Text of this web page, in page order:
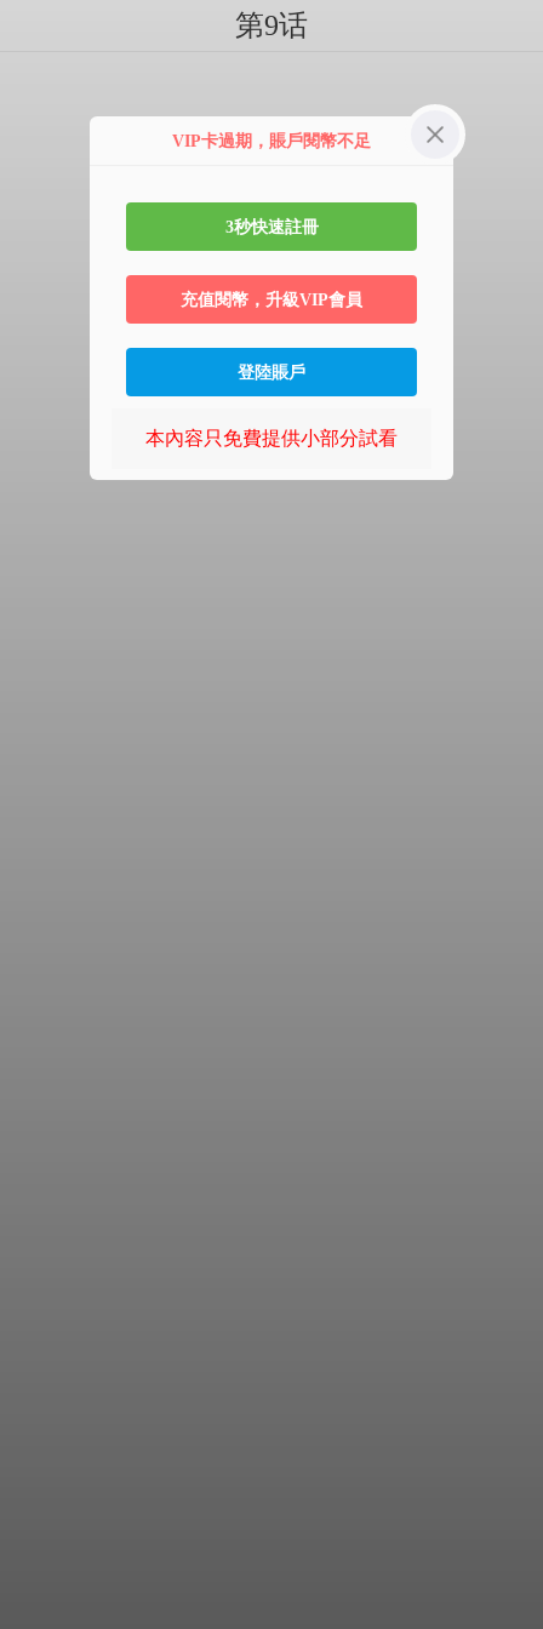
第9话
VIP卡過期，賬戶閱幣不足
3秒快速註冊
充值閱幣，升級VIP會員
登陸賬戶
本內容只免費提供小部分試看